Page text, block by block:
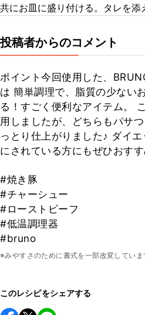
共にお皿に盛り付ける。タレを添
投稿者からのコメント
ポイント ​今回使用した、
は 簡単調理で、脂質の少ない
る！すごく便利なアイテム。
用しましたが、どちらもパサ
っとり仕上がりました♪ ダイ
にされている方にもぜひおすす
#焼き豚
#チャーシュー
#ローストビーフ
#低温調理器
#bruno
※みやすさのために書式を一部改変していま
このレシピをシェアする